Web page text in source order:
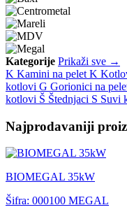
Kategorije Prikaži sve →
K Kamini na pelet K
kotlovi G Gorionici na
kotlovi Š Štednjaci S Suvi
Najprodavaniji
BIOMEGAL 35kW
Šifra: 000100 MEGAL